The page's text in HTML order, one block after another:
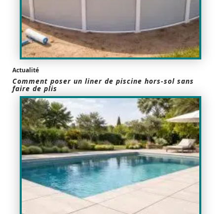
Actualité
Comment poser un liner de piscine hors-sol sans
faire de plis